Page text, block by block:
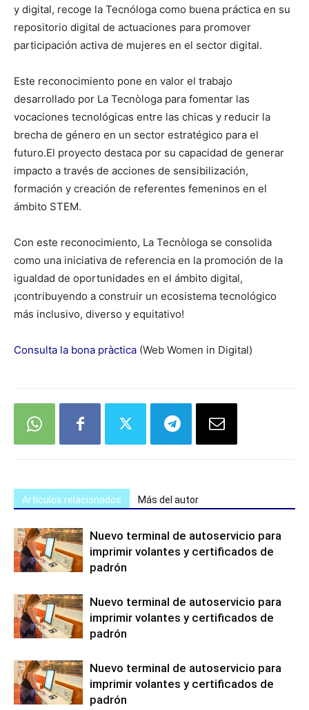
y digital, recoge la Tecnóloga como buena práctica en su
repositorio digital de actuaciones para promover
participación activa de mujeres en el sector digital.
Este reconocimiento pone en valor el trabajo
desarrollado por La Tecnòloga para fomentar las
vocaciones tecnológicas entre las chicas y reducir la
brecha de género en un sector estratégico para el
futuro.El proyecto destaca por su capacidad de generar
impacto a través de acciones de sensibilización,
formación y creación de referentes femeninos en el
ámbito STEM.
Con este reconocimiento, La Tecnòloga se consolida
como una iniciativa de referencia en la promoción de la
igualdad de oportunidades en el ámbito digital,
¡contribuyendo a construir un ecosistema tecnológico
más inclusivo, diverso y equitativo!
Consulta la bona pràctica (Web Women in Digital)
Artículos relacionados Más del autor
Nuevo terminal de autoservicio para
imprimir volantes y certificados de
padrón
Nuevo terminal de autoservicio para
imprimir volantes y certificados de
padrón
Nuevo terminal de autoservicio para
imprimir volantes y certificados de
padrón